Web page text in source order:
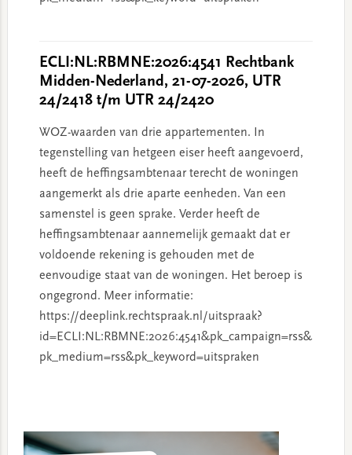
ECLI:NL:RBMNE:2026:4541 Rechtbank
Midden-Nederland, 21-07-2026, UTR
24/2418 t/m UTR 24/2420
WOZ-waarden van drie appartementen. In
tegenstelling van hetgeen eiser heeft aangevoerd,
heeft de heffingsambtenaar terecht de woningen
aangemerkt als drie aparte eenheden. Van een
samenstel is geen sprake. Verder heeft de
heffingsambtenaar aannemelijk gemaakt dat er
voldoende rekening is gehouden met de
eenvoudige staat van de woningen. Het beroep is
ongegrond. Meer informatie:
https://deeplink.rechtspraak.nl/uitspraak?
id=ECLI:NL:RBMNE:2026:4541&pk_campaign=rss&
pk_medium=rss&pk_keyword=uitspraken
Sidebar